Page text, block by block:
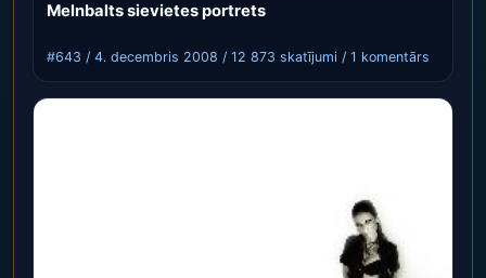
Melnbalts sievietes portrets
#643 / 4. decembris 2008 / 12 873 skatījumi / 1 komentārs